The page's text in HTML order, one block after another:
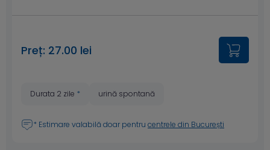
Preț: 27.00 lei
Durata 2 zile * urină spontană
* Estimare valabilă doar pentru centrele din București